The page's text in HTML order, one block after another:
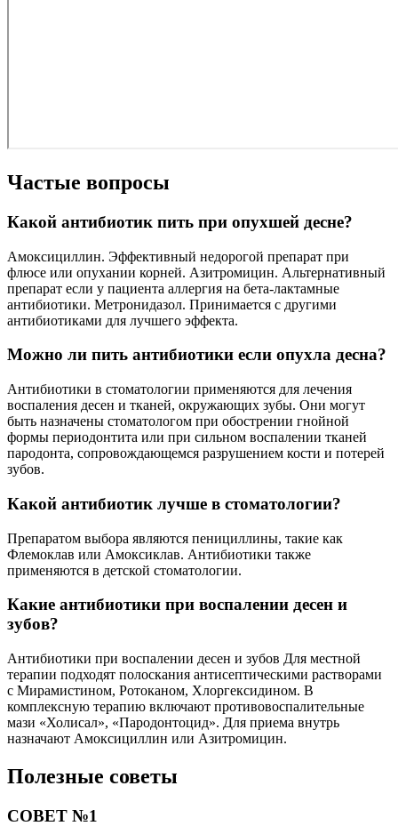
Частые вопросы
Какой антибиотик пить при опухшей десне?
Амоксициллин. Эффективный недорогой препарат при
флюсе или опухании корней. Азитромицин. Альтернативный
препарат если у пациента аллергия на бета-лактамные
антибиотики. Метронидазол. Принимается с другими
антибиотиками для лучшего эффекта.
Можно ли пить антибиотики если опухла десна?
Антибиотики в стоматологии применяются для лечения
воспаления десен и тканей, окружающих зубы. Они могут
быть назначены стоматологом при обострении гнойной
формы периодонтита или при сильном воспалении тканей
пародонта, сопровождающемся разрушением кости и потерей
зубов.
Какой антибиотик лучше в стоматологии?
Препаратом выбора являются пенициллины, такие как
Флемоклав или Амоксиклав. Антибиотики также
применяются в детской стоматологии.
Какие антибиотики при воспалении десен и
зубов?
Антибиотики при воспалении десен и зубов Для местной
терапии подходят полоскания антисептическими растворами
с Мирамистином, Ротоканом, Хлоргексидином. В
комплексную терапию включают противовоспалительные
мази «Холисал», «Пародонтоцид». Для приема внутрь
назначают Амоксициллин или Азитромицин.
Полезные советы
СОВЕТ №1